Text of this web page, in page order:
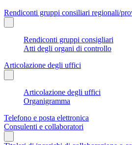
Rendiconti gruppi consiliari regionali/
Rendiconti gruppi consigliari
Atti degli organi di controllo
Articolazione degli uffici
Articolazione degli uffici
Organigramma
Telefono e posta elettronica
Consulenti e collaboratori